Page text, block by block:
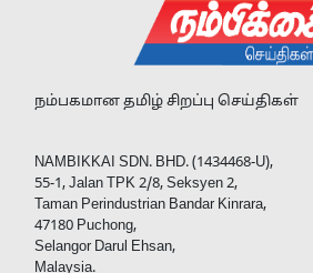
நம்பகமான தமிழ் சிறப்பு செய்திகள்
NAMBIKKAI SDN. BHD. (1434468-U),
55-1, Jalan TPK 2/8, Seksyen 2,
Taman Perindustrian Bandar Kinrara,
47180 Puchong,
Selangor Darul Ehsan,
Malaysia.